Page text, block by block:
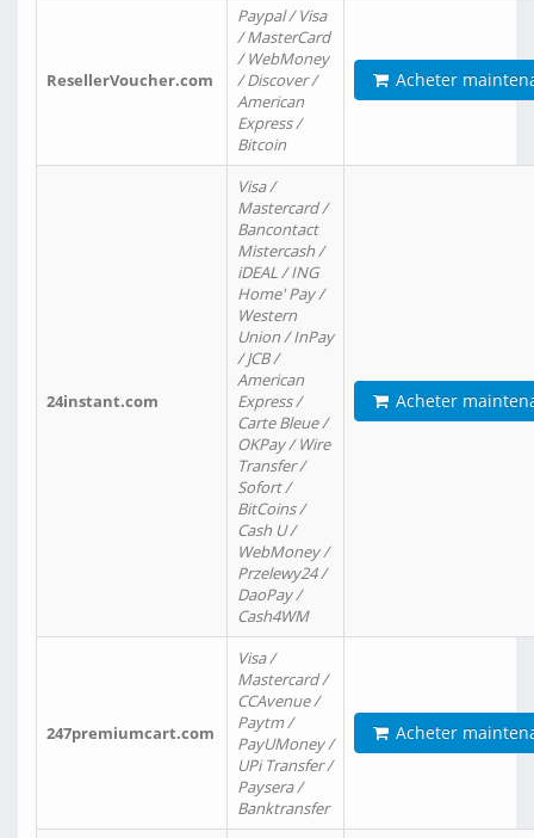
ResellerVoucher.com
Paypal / Visa
/ MasterCard
/ WebMoney
/ Discover /
American
Express /
Bitcoin
Acheter
24instant.com
Visa /
Mastercard /
Bancontact
Mistercash /
iDEAL / ING
Home' Pay /
Western
Union / InPay
/ JCB /
American
Express /
Carte Bleue /
OKPay / Wire
Transfer /
Sofort /
BitCoins /
Cash U /
WebMoney /
Przelewy24 /
DaoPay /
Cash4WM
Acheter
247premiumcart.com
Visa /
Mastercard /
CCAvenue /
Paytm /
PayUMoney /
UPi Transfer /
Paysera /
Banktransfer
Acheter